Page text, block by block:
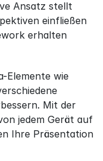
Ansatz stellt
einfließen
erhalten
Elemente wie
Mit der
jedem Gerät auf
Ihre Präsentation